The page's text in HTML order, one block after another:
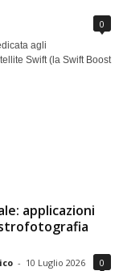
0
agli
Swift (la Swift Boost
applicazioni
- 10 Luglio 2026 0